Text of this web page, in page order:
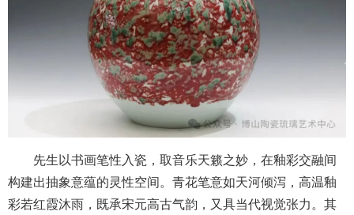
先生以书画笔性入瓷，取音乐天籁之妙，在釉彩交融间
构建出抽象意蕴的灵性空间。青花笔意如天河倾泻，高温釉
彩若红霞沐雨，既承宋元高古气韵，又具当代视觉张力。其